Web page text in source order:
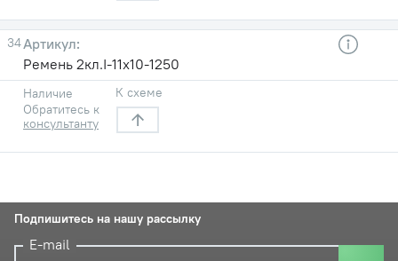
34
Ремень 2кл.І-11х10-1250
Наличие
Обратитесь к
консультанту
К схеме
Подпишитесь на нашу рассылку
E-mail